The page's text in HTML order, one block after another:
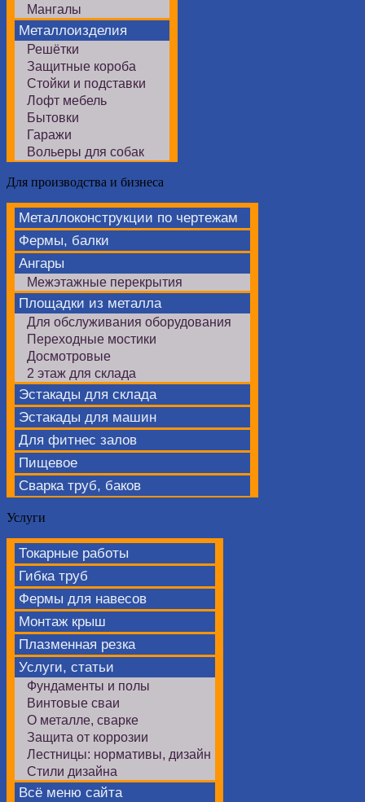
Мангалы
Металлоизделия
Решётки
Защитные короба
Стойки и подставки
Лофт мебель
Бытовки
Гаражи
Вольеры для собак
Для производства и бизнеса
Металлоконструкции по чертежам
Фермы, балки
Ангары
Межэтажные перекрытия
Площадки из металла
Для обслуживания оборудования
Переходные мостики
Досмотровые
2 этаж для склада
Эстакады для склада
Эстакады для машин
Для фитнес залов
Пищевое
Сварка труб, баков
Услуги
Токарные работы
Гибка труб
Фермы для навесов
Монтаж крыш
Плазменная резка
Услуги, статьи
Фундаменты и полы
Винтовые сваи
О металле, сварке
Защита от коррозии
Лестницы: нормативы, дизайн
Стили дизайна
Всё меню сайта